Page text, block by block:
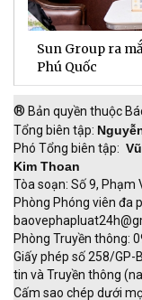
Sun Group ra
Phú Quốc
® Bản quyền thuộc
Tổng biên tập:
Phó Tổng biên tập:
Kim Thoan
Tòa soạn: Số 9, Phạm
Phòng Phóng viên đa
Phòng Truyền thông:
Giấy phép số 258/
tin và Truyền thông
Cấm sao chép dưới